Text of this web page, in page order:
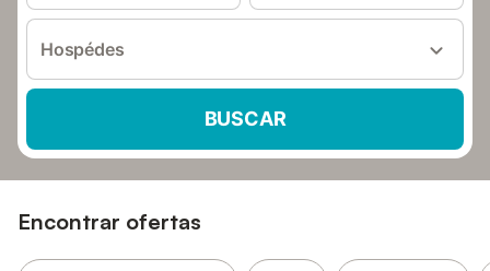
Hospédes
BUSCAR
Encontrar ofertas